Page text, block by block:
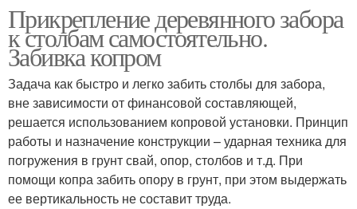
Прикрепление деревянного забора
к столбам самостоятельно.
Забивка копром
Задача как быстро и легко забить столбы для забора,
вне зависимости от финансовой составляющей,
решается использованием копровой установки. Принцип
работы и назначение конструкции – ударная техника для
погружения в грунт свай, опор, столбов и т.д. При
помощи копра забить опору в грунт, при этом выдержать
ее вертикальность не составит труда.